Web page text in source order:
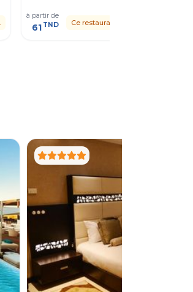
à partir de
61 TND Ce restaurant n'est pas réservable.